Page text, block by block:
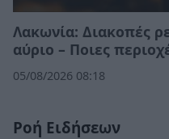
Λακωνία: Διακοπές
αύριο – Ποιες
05/08/2026 08:18
Ροή Ειδήσεων